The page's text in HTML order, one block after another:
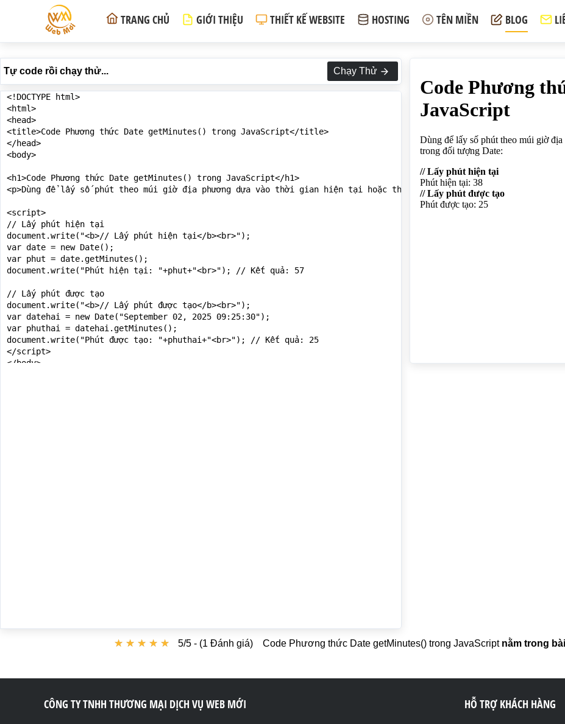
TRANG CHỦ GIỚI THIỆU THIẾT KẾ WEBSITE HOSTING TÊN MIỀN BLOG
Tự code rồi chạy thử... Chạy Thử
<!DOCTYPE html>
<html>
<head>
<title>Code Phương thức Date getMinutes() trong JavaScript</title>
</head>
<body>
<h1>Code Phương thức Date getMinutes() trong JavaScript</h1>
<p>Dùng để lấy số phút theo múi giờ địa phương dựa vào thời gian hiện tại hoặc thời gian được chỉ định trong đối
<script>
// Lấy phút hiện tại
document.write("<b>// Lấy phút hiện tại</b><br>");
var date = new Date();
var phut = date.getMinutes();
document.write("Phút hiện tại: "+phut+"<br>"); // Kết quả: 57
// Lấy phút được tạo
document.write("<b>// Lấy phút được tạo</b><br>");
var datehai = new Date("September 02, 2025 09:25:30");
var phuthai = datehai.getMinutes();
document.write("Phút được tạo: "+phuthai+"<br>"); // Kết quả: 25
</script>
</body>
Code Phương thức Date getMinutes() trong JavaScript nằm trong
★ ★ ★ ★ ★
★ ★ ★ ★ ★ 5/5 - (1 Đánh giá)
CÔNG TY TNHH THƯƠNG MẠI DỊCH VỤ WEB MỚI HỖ TRỢ KHÁCH HÀNG